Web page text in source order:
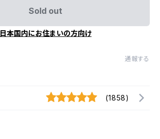
Sold out
日本国内にお住まいの方向け
通報する
(1858)